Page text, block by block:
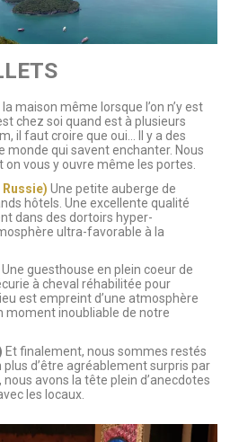
maison même lorsque l’on n’y est
chez soi quand est à plusieurs
il faut croire que oui… Il y a des
monde qui savent enchanter. Nous
vous y ouvre même les portes.
Une petite auberge de
hôtels. Une excellente qualité
dans des dortoirs hyper-
ultra-favorable à la
Une guesthouse en plein coeur de
à cheval réhabilitée pour
est empreint d’une atmosphère
moment inoubliable de notre
Et finalement, nous sommes restés
plus d’être agréablement surpris par
nous avons la tête plein d’anecdotes
les locaux.